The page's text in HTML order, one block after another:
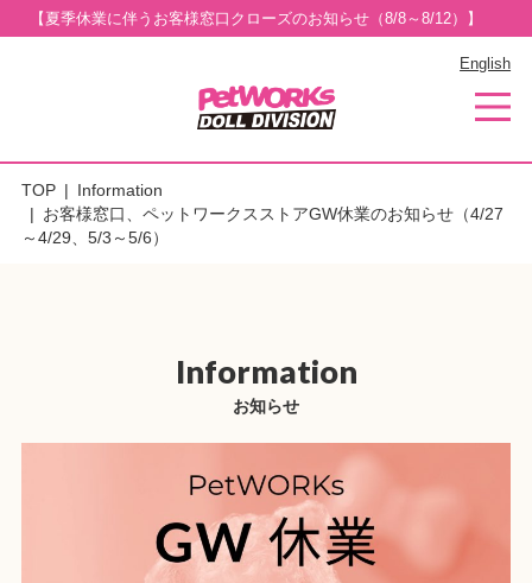
【夏季休業に伴うお客様窓口クローズのお知らせ（8/8～8/12）】
English
TOP
Information
お客様窓口、ペットワークスストアGW休業のお知らせ（4/27
～4/29、5/3～5/6）
Information
お知らせ